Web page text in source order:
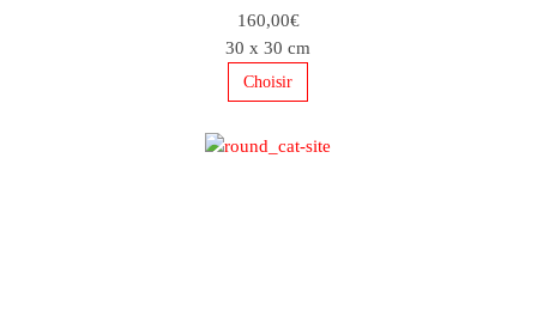
160,00€
30 x 30 cm
Choisir